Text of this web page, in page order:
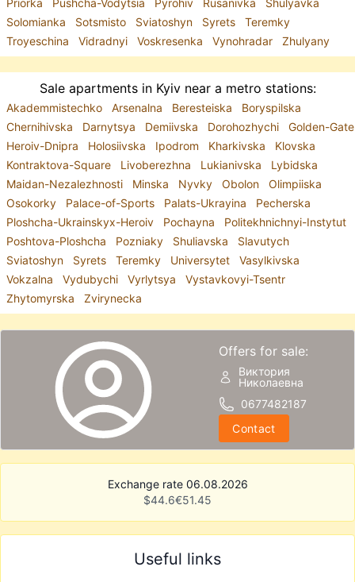
Solomianka
Sotsmisto Sviatoshyn Syrets
Teremky
Troyeschina
Vidradnyi Voskresenka Vynohradar Zhulyany
Sale apartments in Kyiv near a metro stations:
Akademmistechko Arsenalna Beresteiska
Boryspilska
Chernihivska
Darnytsya Demiivska Dorohozhychi
Golden-Gate
Heroiv-Dnipra
Holosiivska Ipodrom Kharkivska
Klovska
Kontraktova-Square
Livoberezhna Lukianivska
Lybidska
Maidan-Nezalezhnosti
Minska Nyvky Obolon
Olimpiiska
Osokorky
Palace-of-Sports Palats-Ukrayina
Pecherska
Ploshcha-Ukrainskyx-Heroiv
Pochayna
Politekhnichnyi-Instytut
Poshtova-Ploshcha
Pozniaky Shuliavska
Slavutych
Sviatoshyn
Syrets Teremky Universytet
Vasylkivska
Vokzalna
Vydubychi Vyrlytsya
Vystavkovyi-Tsentr
Zhytomyrska
Zvirynecka
Offers for sale:
Виктория
Николаевна
0677482187
Contact
Exchange rate 06.08.2026
$44.6€51.45
Useful links